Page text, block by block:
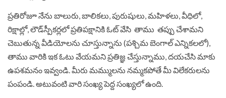
ప్రతిరోజూ నేను బాలురు, బాలికలు, పురుషులు, మహిళలు, వీధిలో,
రిక్షాల్లో, లౌడ్‌స్పీకర్లలో ప్రతిపక్షానికి ఓట్ వేసి తాము తప్పు చేశామని
చెబుతున్న వీడియోలను చూస్తున్నాను (పశ్చిమ బెంగాల్ ఎన్నికలలో),
తాము వారికి ఇక ఓటు వేయమని ప్రతిజ్ఞ చేస్తున్నాము, దయచేసి మాకు
ఉపశమనం ఇవ్వండి. మీరు మమ్ములను నమ్మకపోతే మీ విలేకరులను
పంపండి. అటువంటి వారి సంఖ్య పెద్ద సంఖ్యలో ఉంది.